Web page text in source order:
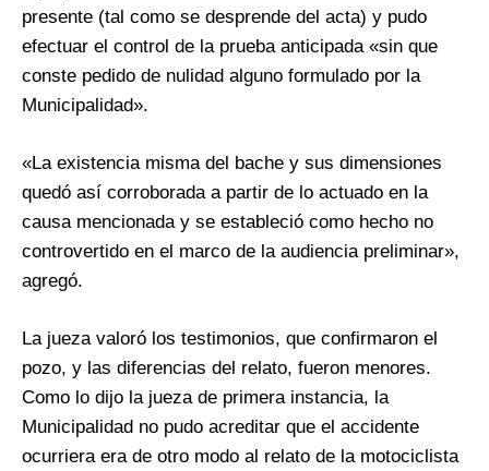
presente (tal como se desprende del acta) y pudo
efectuar el control de la prueba anticipada «sin que
conste pedido de nulidad alguno formulado por la
Municipalidad».
«La existencia misma del bache y sus dimensiones
quedó así corroborada a partir de lo actuado en la
causa mencionada y se estableció como hecho no
controvertido en el marco de la audiencia preliminar»,
agregó.
La jueza valoró los testimonios, que confirmaron el
pozo, y las diferencias del relato, fueron menores.
Como lo dijo la jueza de primera instancia, la
Municipalidad no pudo acreditar que el accidente
ocurriera era de otro modo al relato de la motociclista